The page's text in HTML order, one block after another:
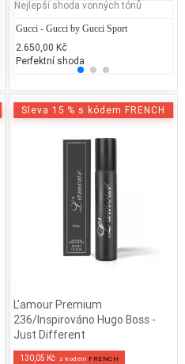
Moschino – Cheap and Chic
1.840,47 Kč
25% běžných vonných tónů
Nejlepší shoda vonných tónů
Gucci - Gucci by Gucci Sport
2.650,00 Kč
Perfektní shoda
Sleva 15 % s kódem FRENCH
L'amour Premium
236/Inspirováno Hugo Boss -
Just Different
130,05 Kč z kodem FRENCH